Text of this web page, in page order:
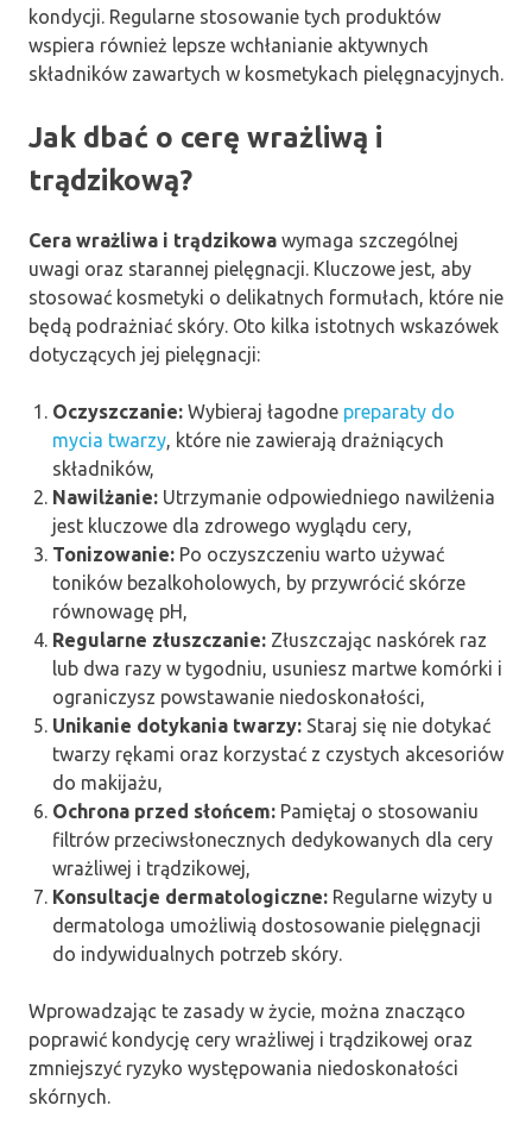
kondycji. Regularne stosowanie tych produktów
wspiera również lepsze wchłanianie aktywnych
składników zawartych w kosmetykach pielęgnacyjnych.
Jak dbać o cerę wrażliwą i
trądzikową?
Cera wrażliwa i trądzikowa wymaga szczególnej
uwagi oraz starannej pielęgnacji. Kluczowe jest, aby
stosować kosmetyki o delikatnych formułach, które nie
będą podrażniać skóry. Oto kilka istotnych wskazówek
dotyczących jej pielęgnacji:
Oczyszczanie: Wybieraj łagodne preparaty do
mycia twarzy, które nie zawierają drażniących
składników,
Nawilżanie: Utrzymanie odpowiedniego nawilżenia
jest kluczowe dla zdrowego wyglądu cery,
Tonizowanie: Po oczyszczeniu warto używać
toników bezalkoholowych, by przywrócić skórze
równowagę pH,
Regularne złuszczanie: Złuszczając naskórek raz
lub dwa razy w tygodniu, usuniesz martwe komórki i
ograniczysz powstawanie niedoskonałości,
Unikanie dotykania twarzy: Staraj się nie dotykać
twarzy rękami oraz korzystać z czystych akcesoriów
do makijażu,
Ochrona przed słońcem: Pamiętaj o stosowaniu
filtrów przeciwsłonecznych dedykowanych dla cery
wrażliwej i trądzikowej,
Konsultacje dermatologiczne: Regularne wizyty u
dermatologa umożliwią dostosowanie pielęgnacji
do indywidualnych potrzeb skóry.
Wprowadzając te zasady w życie, można znacząco
poprawić kondycję cery wrażliwej i trądzikowej oraz
zmniejszyć ryzyko występowania niedoskonałości
skórnych.